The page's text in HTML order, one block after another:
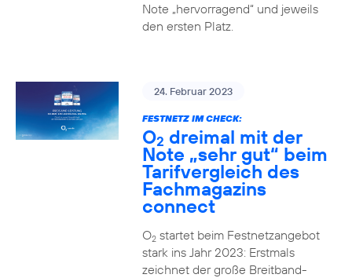
Note „hervorragend“ und jeweils
den ersten Platz.
24. Februar 2023
FESTNETZ IM CHECK:
O2 dreimal mit der
Note „sehr gut“ beim
Tarifvergleich des
Fachmagazins
connect
O2startet beim Festnetzangebot
stark ins Jahr 2023: Erstmals
zeichnet der große Breitband-